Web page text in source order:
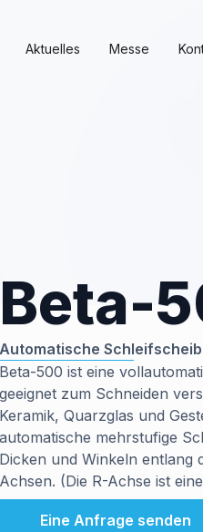
Angebot
Aktuelles Messe
Beta-
Automatische
Beta-500 ist eine
geeignet zum Schneiden
Keramik, Quarzglas und
automatische mehrstufige
Dicken und Winkeln entlang
Achsen. (Die R-Achse ist
Eine Anfrage senden